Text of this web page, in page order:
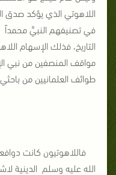
اللاهوتي الذي يؤكد صدق
في تصنيفهم النبيَّ
التاريخ، فذلك الإسهام
مواقف المنصفين من نبي
طوائف العلمانيين من
فاللاهوتيون كانت
الله عليه وسلم الدينية